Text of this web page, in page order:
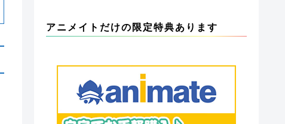
アニメイトだけの限定特典あります